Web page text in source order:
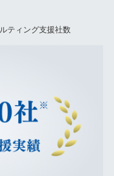
ティング支援社数